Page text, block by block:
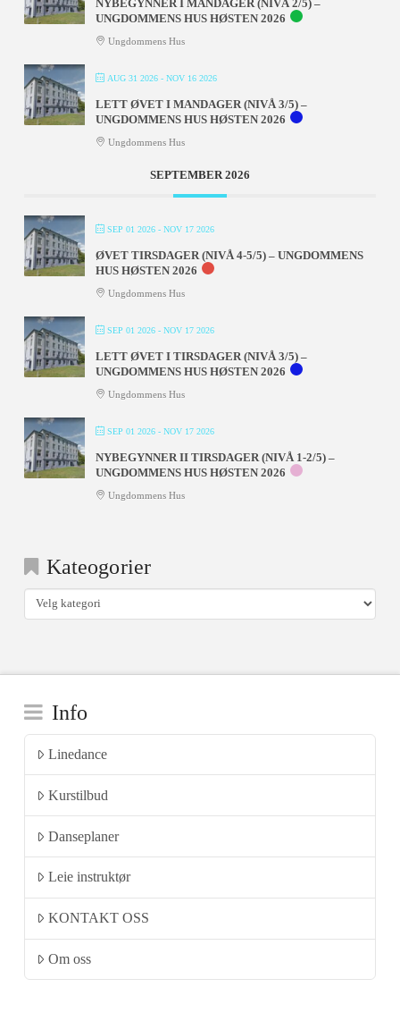
NYBEGYNNER I MANDAGER (NIVÅ 2/5) –
UNGDOMMENS HUS HØSTEN 2026
Ungdommens Hus
AUG 31 2026- NOV 16 2026
LETT ØVET I MANDAGER (NIVÅ 3/5) –
UNGDOMMENS HUS HØSTEN 2026
Ungdommens Hus
SEPTEMBER 2026
SEP 01 2026- NOV 17 2026
ØVET TIRSDAGER (NIVÅ 4-5/5) – UNGDOMMENS
HUS HØSTEN 2026
Ungdommens Hus
SEP 01 2026- NOV 17 2026
LETT ØVET I TIRSDAGER (NIVÅ 3/5) –
UNGDOMMENS HUS HØSTEN 2026
Ungdommens Hus
SEP 01 2026- NOV 17 2026
NYBEGYNNER II TIRSDAGER (NIVÅ 1-2/5) –
UNGDOMMENS HUS HØSTEN 2026
Ungdommens Hus
Kateogorier
Kateogorier
Info
Linedance
Kurstilbud
Danseplaner
Leie instruktør
KONTAKT OSS
Om oss